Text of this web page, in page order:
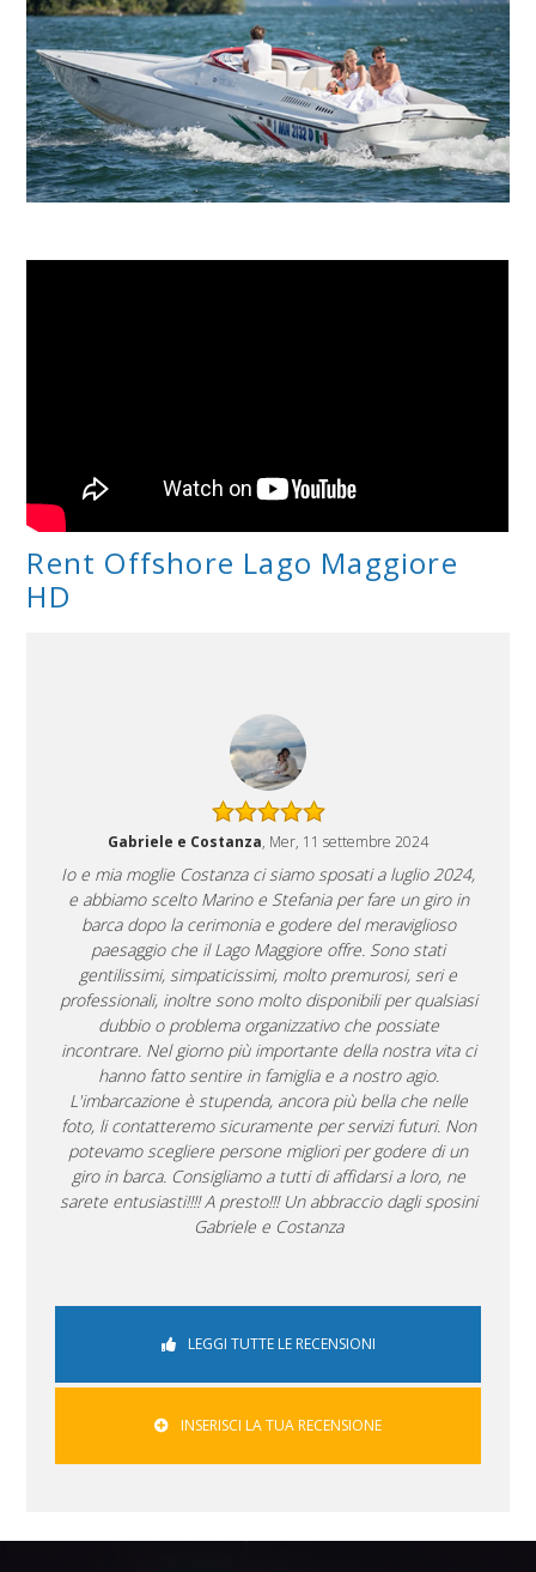
Rent Offshore Lago Maggiore
HD
Gabriele e Costanza, Mer, 11 settembre 2024
Io e mia moglie Costanza ci siamo sposati a luglio 2024,
e abbiamo scelto Marino e Stefania per fare un giro in
barca dopo la cerimonia e godere del meraviglioso
paesaggio che il Lago Maggiore offre. Sono stati
gentilissimi, simpaticissimi, molto premurosi, seri e
professionali, inoltre sono molto disponibili per qualsiasi
dubbio o problema organizzativo che possiate
incontrare. Nel giorno più importante della nostra vita ci
hanno fatto sentire in famiglia e a nostro agio.
L'imbarcazione è stupenda, ancora più bella che nelle
foto, li contatteremo sicuramente per servizi futuri. Non
potevamo scegliere persone migliori per godere di un
giro in barca. Consigliamo a tutti di affidarsi a loro, ne
sarete entusiasti!!!! A presto!!! Un abbraccio dagli sposini
Gabriele e Costanza
LEGGI TUTTE LE RECENSIONI
INSERISCI LA TUA RECENSIONE